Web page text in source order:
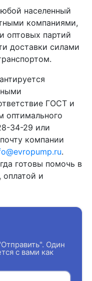
населенный
компаниями,
оптовых партий
доставки силами
ГОСТ и
оптимального
34-29 или
компании
.
готовы помочь в
и
Один
с вами как